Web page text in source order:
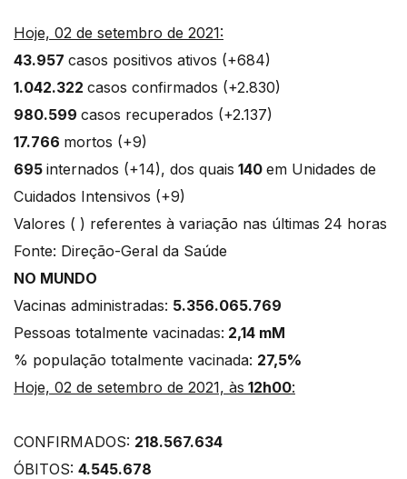
Hoje, 02 de setembro de 2021:
43.957 casos positivos ativos (+684)
1.042.322 casos confirmados (+2.830)
980.599 casos recuperados (+2.137)
17.766 mortos (+9)
695 internados (+14), dos quais 140 em Unidades de
Cuidados Intensivos (+9)
Valores ( ) referentes à variação nas últimas 24 horas
Fonte: Direção-Geral da Saúde
NO MUNDO
Vacinas administradas: 5.356.065.769
Pessoas totalmente vacinadas: 2,14 mM
% população totalmente vacinada: 27,5%
Hoje, 02 de setembro de 2021, às 12h00:
CONFIRMADOS: 218.567.634
ÓBITOS: 4.545.678